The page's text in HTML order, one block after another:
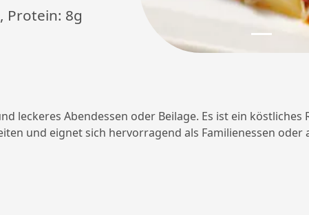
Protein: 8g
leckeres Abendessen oder Beilage. Es ist ein köstliches
und eignet sich hervorragend als Familienessen oder